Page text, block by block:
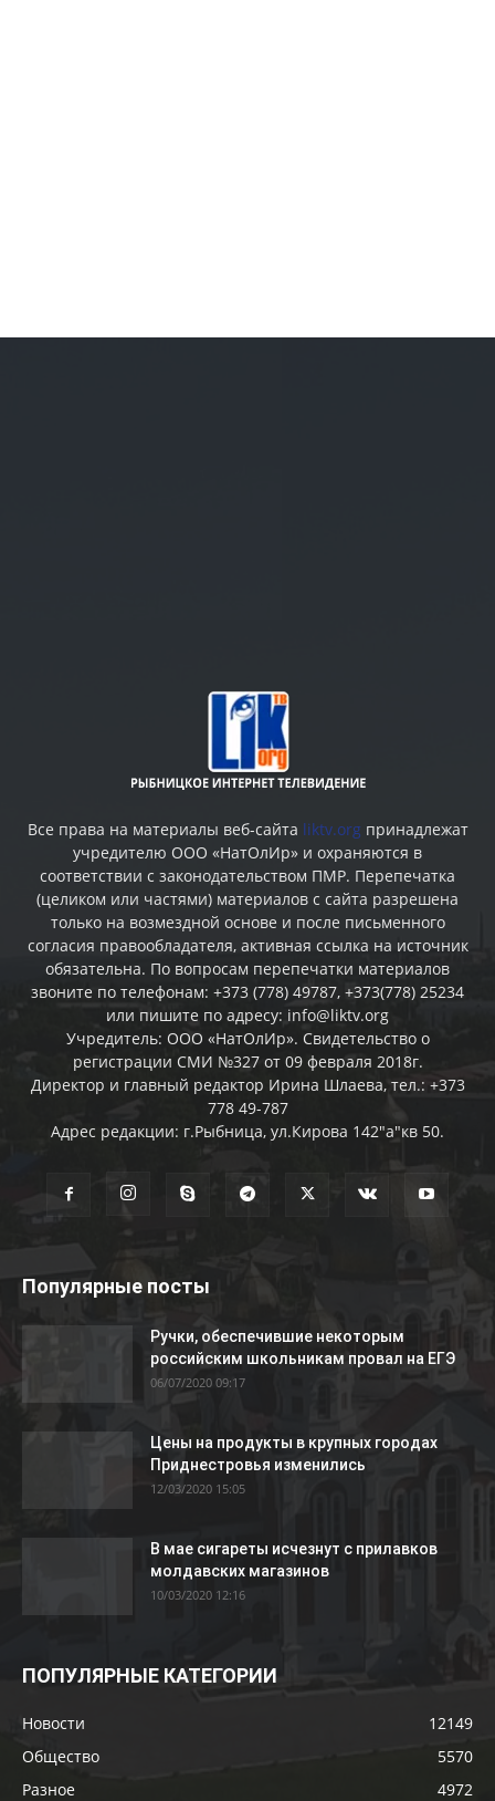
Все права на материалы веб-сайта liktv.org принадлежат
учредителю ООО «НатОлИр» и охраняются в
соответствии с законодательством ПМР. Перепечатка
(целиком или частями) материалов c сайта разрешена
только на возмездной основе и после письменного
согласия правообладателя, активная ссылка на источник
обязательна. По вопросам перепечатки материалов
звоните по телефонам: +373 (778) 49787, +373(778) 25234
или пишите по адресу: info@liktv.org
Учредитель: ООО «НатОлИр». Свидетельство о
регистрации СМИ №327 от 09 февраля 2018г.
Директор и главный редактор Ирина Шлаева, тел.: +373
778 49-787
Адрес редакции: г.Рыбница, ул.Кирова 142"а"кв 50.
Популярные посты
Ручки, обеспечившие некоторым
российским школьникам провал на ЕГЭ
06/07/2020 09:17
Цены на продукты в крупных городах
Приднестровья изменились
12/03/2020 15:05
В мае сигареты исчезнут с прилавков
молдавских магазинов
10/03/2020 12:16
ПОПУЛЯРНЫЕ КАТЕГОРИИ
Новости
12149
Общество
5570
Разное
4972